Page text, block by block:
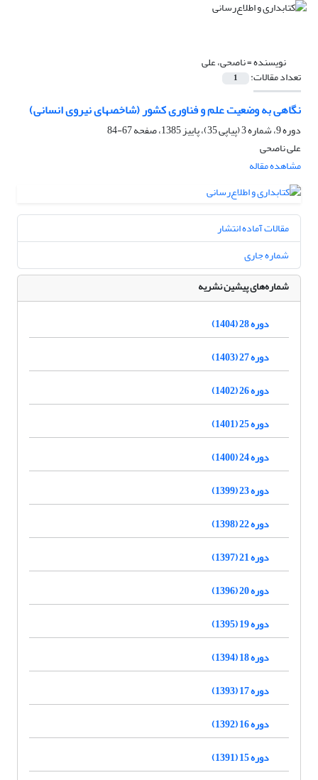
نویسنده =ناصحی، علی
تعداد مقالات: 1
نگاهی به وضعیت علم و فناوری کشور (شاخصهای نیروی انسانی)
دوره 9، شماره 3 (پیاپی 35)، پاییز 1385، صفحه
67-84
علی ناصحی
مشاهده مقاله
مقالات آماده انتشار
شماره جاری
شماره‌های پیشین نشریه
دوره 28 (1404)
دوره 27 (1403)
دوره 26 (1402)
دوره 25 (1401)
دوره 24 (1400)
دوره 23 (1399)
دوره 22 (1398)
دوره 21 (1397)
دوره 20 (1396)
دوره 19 (1395)
دوره 18 (1394)
دوره 17 (1393)
دوره 16 (1392)
دوره 15 (1391)